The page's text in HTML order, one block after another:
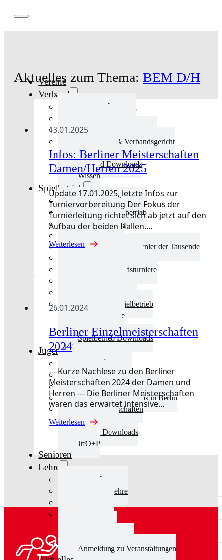
Vereine
Verband
Verband Übersicht
Präsidium & Funktionäre
Ausschüsse & Verbandsgericht
Kinderschutz
Verband Downloads
Wissen
Spielbetrieb
Spielbetrieb Übersicht
Aktuelles Spielbetrieb
BEM & Qualis
TTT – Tischtennisturnier der Tausende
Weitere Verbandsturniere
Mannschaftsspielbetrieb
Vereinsturniere
Schiedsrichter
Spielbetrieb Downloads
Jugend
Jugend Übersicht
Aktuelles Jugend
Landestraining und Kader
Schulsport Tischtennis in Berlin
mini-Meisterschaften
Kinderschutz
Jugend Downloads
JtfO+P
Senioren
Lehre
Lehre Übersicht
Aktuelles Lehre
Ausbildung
Trainerbörse
Lehre Downloads
Anmeldung zu Veranstaltungen
Aktuelles zum Thema: BEM D/H
13.01.2025
Infos: Berliner Meisterschaften
Damen/Herren 2025
Update 17.01.2025, letzte Infos zur
Turniervorbereitung Der Fokus der
Turnierleitung richtet sich ab jetzt auf den
Aufbau der beiden Hallen.…
Weiterlesen
26.01.2024
Berliner Einzelmeisterschaften
2024
--- Kurze Nachlese zu den Berliner
Meisterschaften 2024 der Damen und
Herren --- Die Berliner Meisterschaften
waren das erwartet intensive…
Weiterlesen